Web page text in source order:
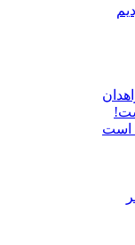
است